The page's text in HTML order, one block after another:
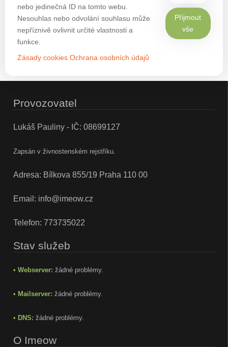
nebo jedinečná ID na tomto webu.
Nesouhlas nebo odvolání souhlasu může
nepříznivě ovlivnit určité vlastnosti a
funkce.
Zásady cookies Ochrana osobních údajů
Přijmout
vše
Provozovatel
Lukáš Pauliny - IČ: 08699127
Zapsán v živnostenském rejstříku.
Adresa: Bílkova 855/19 Praha 110 00
Email: info@imeow.cz
Telefon: 773735022
Stav služeb
• Webserver: žádné problémy.
• Mailserver: žádné problémy.
• DNS: žádné problémy.
O Imeow